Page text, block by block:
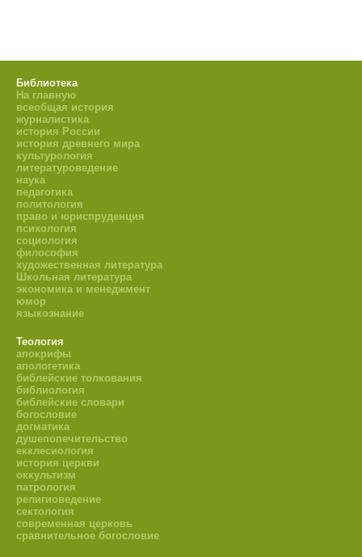
Библиотека
На главную
всеобщая история
журналистика
история России
история древнего мира
культурология
литературоведение
наука
педагогика
политология
право и юриспруденция
психология
социология
философия
художественная литература
Школьная литература
экономика и менеджмент
юмор
языкознание
Теология
апокрифы
апологетика
библейские толкования
библиология
библейские словари
богословие
догматика
душепопечительство
екклесиология
история церкви
оккультизм
патрология
религиоведение
сектология
современная церковь
сравнительное богословие